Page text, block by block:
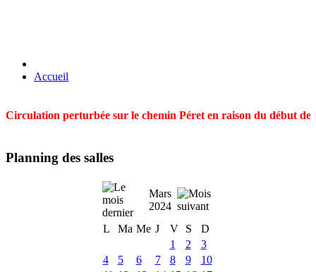
Accueil
Circulation perturbée sur le chemin Péret en raison du début
Planning des salles
Mars
2024
L
Ma Me J V S
D
1
2
3
4
5 6 7 8 9
10